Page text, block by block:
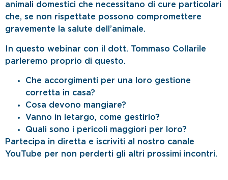
animali domestici che necessitano di cure particolari
che, se non rispettate possono compromettere
gravemente la salute dell’animale.
In questo webinar con il dott. Tommaso Collarile
parleremo proprio di questo.
Che accorgimenti per una loro gestione
corretta in casa?
Cosa devono mangiare?
Vanno in letargo, come gestirlo?
Quali sono i pericoli maggiori per loro?
Partecipa in diretta e iscriviti al nostro canale
YouTube per non perderti gli altri prossimi incontri.